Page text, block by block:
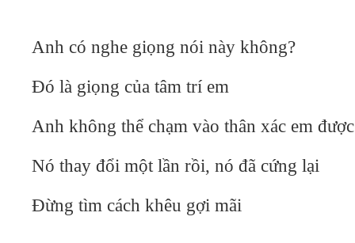
Anh có nghe giọng nói này không?
Đó là giọng của tâm trí em
Anh không thể chạm vào thân xác em
Nó thay đổi một lần rồi, nó đã cứng lại
Đừng tìm cách khêu gợi mãi